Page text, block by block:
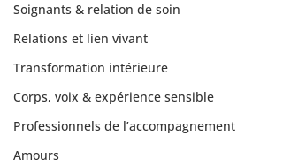
Soignants & relation de soin
Relations et lien vivant
Transformation intérieure
Corps, voix & expérience sensible
Professionnels de l’accompagnement
Amours